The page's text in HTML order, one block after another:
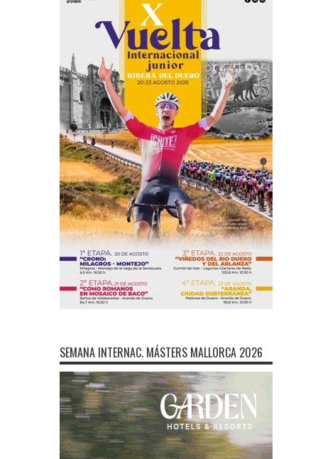
SEMANA INTERNAC. MÁSTERS MALLORCA 2026